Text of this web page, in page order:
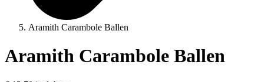
Aramith Carambole Ballen
Aramith Carambole Ballen